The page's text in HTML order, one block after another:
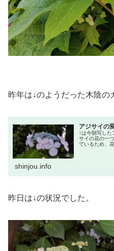
昨年は↓のようだった木陰の
アジサイの
↑は今朝写した
サイの花の一
ているため、
shinjou.info
昨日は↓の状況でした。